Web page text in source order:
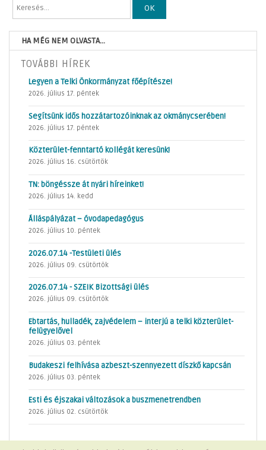
OK
HA MÉG NEM OLVASTA...
TOVÁBBI HÍREK
Legyen a Telki Önkormányzat főépítésze!
2026. július 17. péntek
Segítsünk idős hozzátartozóinknak az okmánycserében!
2026. július 17. péntek
Közterület-fenntartó kollégát keresünk!
2026. július 16. csütörtök
TN: böngéssze át nyári híreinket!
2026. július 14. kedd
Álláspályázat – óvodapedagógus
2026. július 10. péntek
2026.07.14 -Testületi ülés
2026. július 09. csütörtök
2026.07.14 - SZEIK Bizottsági ülés
2026. július 09. csütörtök
Ebtartás, hulladék, zajvédelem – interjú a telki közterület-
felügyelővel
2026. július 03. péntek
Budakeszi felhívása azbeszt-szennyezett díszkő kapcsán
2026. július 03. péntek
Esti és éjszakai változások a buszmenetrendben
2026. július 02. csütörtök